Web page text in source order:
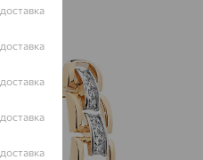
доставка
доставка
доставка
доставка
доставка